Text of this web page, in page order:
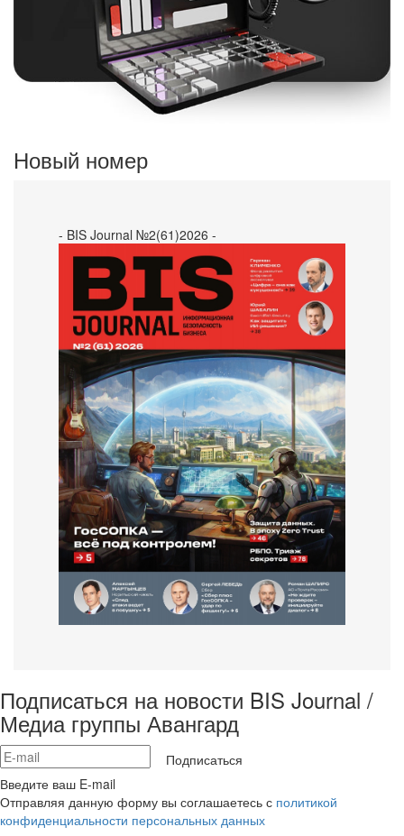
Новый номер
- BIS Journal №2(61)2026 -
Подписаться на новости BIS Journal /
Медиа группы Авангард
Подписаться
Введите ваш E-mail
Отправляя данную форму вы соглашаетесь с политикой
конфиденциальности персональных данных